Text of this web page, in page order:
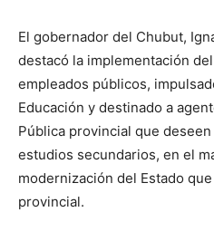
El gobernador del Chubut,
destacó la implementación
empleados públicos,
Educación y destinado a
Pública provincial que
estudios secundarios, en el
modernización del Estado
provincial.